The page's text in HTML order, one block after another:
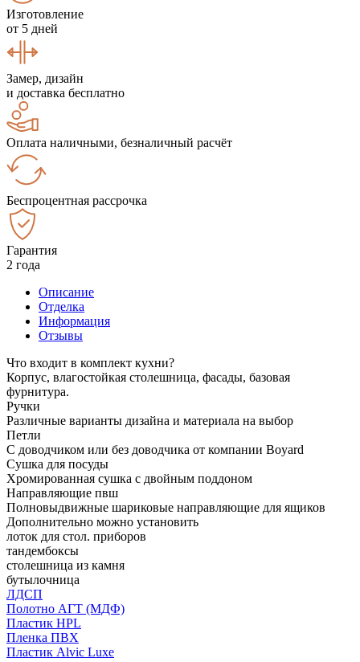
Изготовление
от 5 дней
Замер, дизайн
и доставка бесплатно
Оплата наличными, безналичный расчёт
Беспроцентная рассрочка
Гарантия
2 года
Описание
Отделка
Информация
Отзывы
Что входит в комплект кухни?
Корпус, влагостойкая столешница, фасады, базовая
фурнитура.
Ручки
Различные варианты дизайна и материала на выбор
Петли
С доводчиком или без доводчика от компании Boyard
Сушка для посуды
Хромированная сушка с двойным поддоном
Направляющие пвш
Полновыдвижные шариковые направляющие для ящиков
Дополнительно можно установить
лоток для стол. приборов
тандембоксы
столешница из камня
бутылочница
ЛДСП
Полотно АГТ (МДФ)
Пластик HPL
Пленка ПВХ
Пластик Alvic Luxe